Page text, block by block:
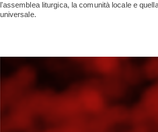
l'assemblea liturgica, la comunità locale e
universale.